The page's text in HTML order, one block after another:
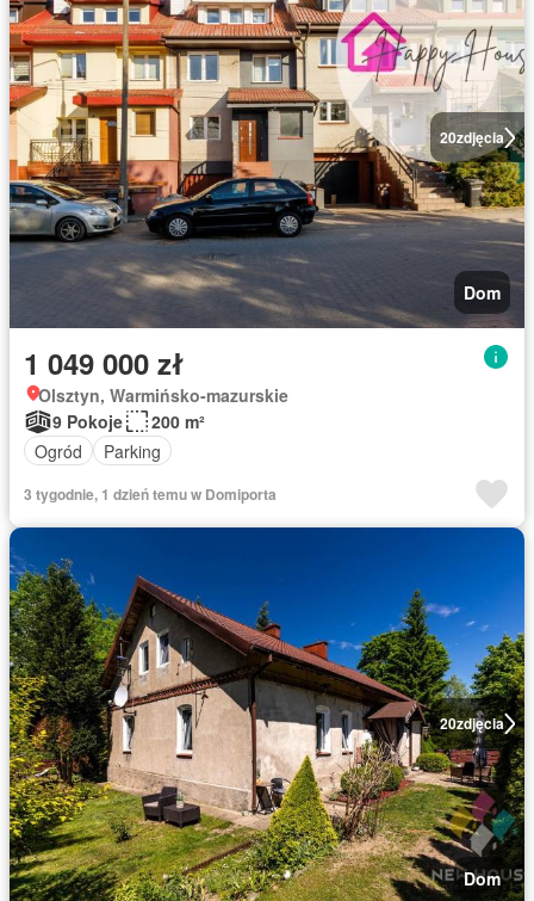
20zdjęcia
Dom
1 049 000 zł
Olsztyn, Warmińsko-mazurskie
9 Pokoje
200 m²
Ogród
Parking
3 tygodnie, 1 dzień temu w Domiporta
20zdjęcia
Dom